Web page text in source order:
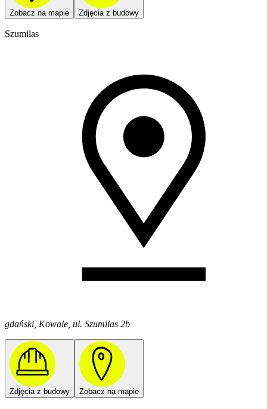
Zobacz na mapie Zdjęcia z budowy
Szumilas
gdański, Kowale, ul. Szumilas 2b
Zdjęcia z budowy Zobacz na mapie